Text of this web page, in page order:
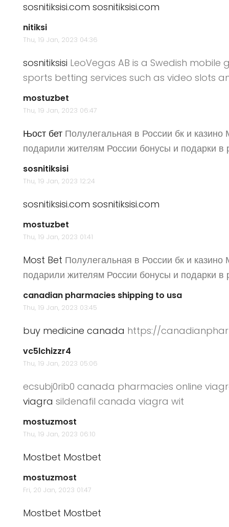
sosnitiksisi.com sosnitiksisi.com
nitiksi
Thu, 19 Jan, 2023 04:36
sosnitiksisi LeoVegas AB is a Swedish
sports betting services such as video slots
mostuzbet
Thu, 19 Jan, 2023 06:47
Њост бет Полулегальная в России бк и казино
подарили жителям России бонусы и подарки
sosnitiksisi
Thu, 19 Jan, 2023 12:24
sosnitiksisi.com sosnitiksisi.com
mostuzbet
Thu, 19 Jan, 2023 01:41
Most Bet Полулегальная в России бк и казино
подарили жителям России бонусы и подарки
canadian pharmacies shipping to usa
Thu, 19 Jan, 2023 03:45
buy medicine canada https://
vc5lchizzr4
Thu, 19 Jan, 2023 05:06
ecsubj0rib0 canada pharmacies online
viagra sildenafil canada viagra wit
mostuzmost
Thu, 19 Jan, 2023 06:10
Mostbet Mostbet
mostuzmost
Fri, 20 Jan, 2023 01:47
Mostbet Mostbet